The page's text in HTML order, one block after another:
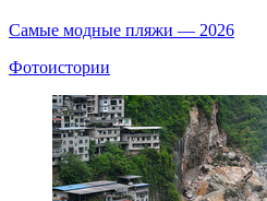
Самые модные пляжи — 2026
Фотоистории